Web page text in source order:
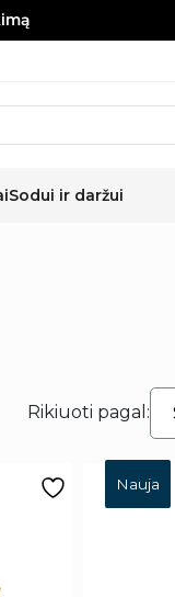
Sodui ir daržui
Rikiuoti pagal:
Nauja